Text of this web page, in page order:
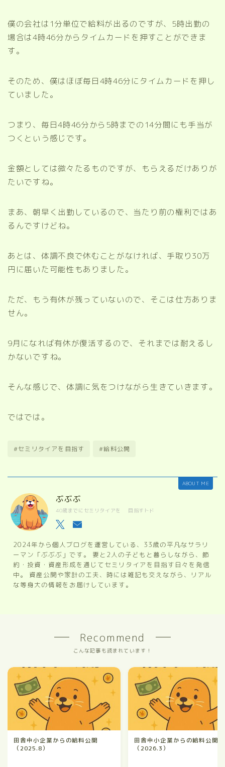
僕の会社は1分単位で給料が出るのですが、5時出勤の
場合は4時46分からタイムカードを押すことができま
す。
そのため、僕はほぼ毎日4時46分にタイムカードを押し
ていました。
つまり、毎日4時46分から5時までの14分間にも手当が
つくという感じです。
金額としては微々たるものですが、もらえるだけありが
たいですね。
まあ、朝早く出勤しているので、当たり前の権利ではあ
るんですけどね。
あとは、体調不良で休むことがなければ、手取り30万
円に届いた可能性もありました。
ただ、もう有休が残っていないので、そこは仕方ありま
せん。
9月になれば有休が復活するので、それまでは耐えるし
かないですね。
そんな感じで、体調に気をつけながら生きていきます。
ではでは。
#セミリタイアを目指す #給料公開
ABOUT ME
ぶぶぶ
40歳までにセミリタイアを 目指すトド
2024年から個人ブログを運営している、33歳の平凡なサラリ
ーマン「ぶぶぶ」です。 妻と2人の子どもと暮らしながら、節
約・投資・資産形成を通じてセミリタイアを目指す日々を発信
中。 資産公開や家計の工夫、時には雑記も交えながら、リアル
な等身大の情報をお届けしています。
Recommend
こんな記事も読まれています！
田舎中小企業からの給料公開
（2025.8）
田舎中小企業からの給料公開
（2026.3）